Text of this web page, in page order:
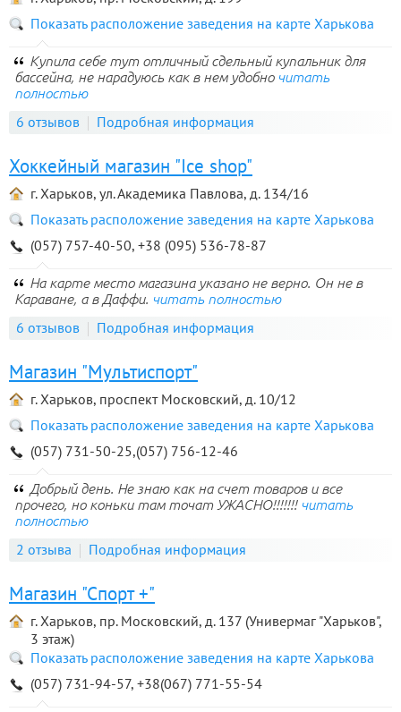
Показать расположение заведения на карте Харькова
Купила себе тут отличный сдельный купальник для
бассейна, не нарадуюсь как в нем удобно читать
полностью
6 отзывов Подробная информация
Хоккейный магазин "Ice shop"
г. Харьков, ул. Академика Павлова, д. 134/16
Показать расположение заведения на карте Харькова
(057) 757-40-50, +38 (095) 536-78-87
На карте место магазина указано не верно. Он не в
Караване, а в Даффи. читать полностью
6 отзывов Подробная информация
Магазин "Мультиспорт"
г. Харьков, проспект Московский, д. 10/12
Показать расположение заведения на карте Харькова
(057) 731-50-25,(057) 756-12-46
Добрый день. Не знаю как на счет товаров и все
прочего, но коньки там точат УЖАСНО!!!!!!! читать
полностью
2 отзыва Подробная информация
Магазин "Спорт +"
г. Харьков, пр. Московский, д. 137 (Универмаг "Харьков",
3 этаж)
Показать расположение заведения на карте Харькова
(057) 731-94-57, +38(067) 771-55-54